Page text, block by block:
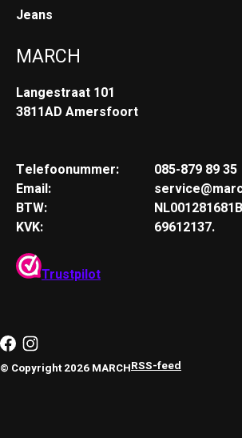
Jeans
MARCH
Langestraat 101
3811AD Amersfoort
Telefoonummer:
Email:
BTW:
KVK:
085-879 89 35
69612137.
Trustpilot
© Copyright 2026 MARCHRSS-feed